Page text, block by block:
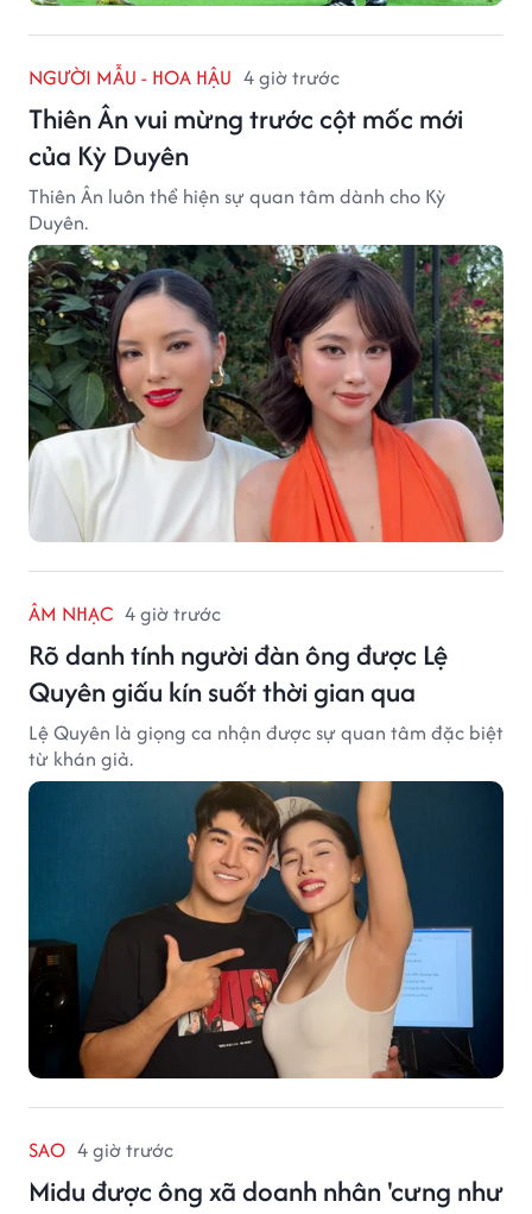
NGƯỜI MẪU - HOA HẬU 4 giờ trước
Thiên Ân vui mừng trước cột mốc mới
của Kỳ Duyên
Thiên Ân luôn thể hiện sự quan tâm dành cho Kỳ
Duyên.
ÂM NHẠC 4 giờ trước
Rõ danh tính người đàn ông được Lệ
Quyên giấu kín suốt thời gian qua
Lệ Quyên là giọng ca nhận được sự quan tâm đặc biệt
từ khán giả.
SAO 4 giờ trước
Midu được ông xã doanh nhân 'cưng như